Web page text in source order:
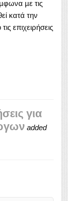
µε τις
κατά την
επιχειρήσεις
για
added